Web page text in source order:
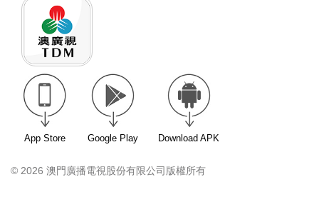
App Store Google Play Download APK
© 2026 澳門廣播電視股份有限公司版權所有